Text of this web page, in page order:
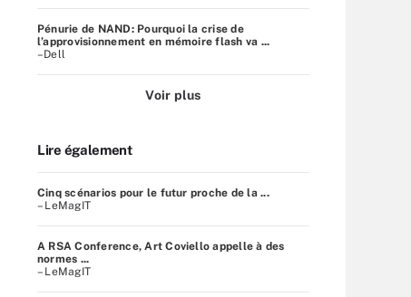
Pénurie de NAND: Pourquoi la crise de
l’approvisionnement en mémoire flash va ...
–Dell
Voir plus
Lire également
Cinq scénarios pour le futur proche de la ...
– LeMagIT
A RSA Conference, Art Coviello appelle à des
normes ...
– LeMagIT